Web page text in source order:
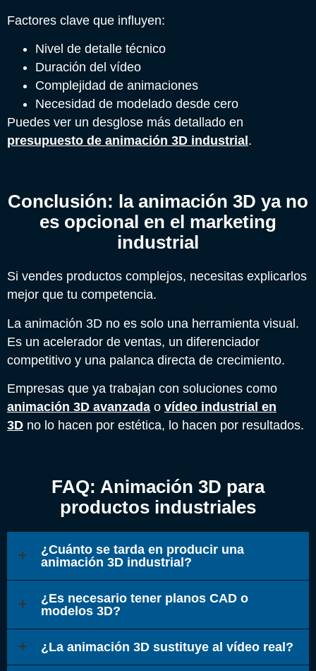
Factores clave que influyen:
Nivel de detalle técnico
Duración del vídeo
Complejidad de animaciones
Necesidad de modelado desde cero
Puedes ver un desglose más detallado en
presupuesto de animación 3D industrial.
Conclusión: la animación 3D ya no
es opcional en el marketing
industrial
Si vendes productos complejos, necesitas explicarlos
mejor que tu competencia.
La animación 3D no es solo una herramienta visual.
Es un acelerador de ventas, un diferenciador
competitivo y una palanca directa de crecimiento.
Empresas que ya trabajan con soluciones como
animación 3D avanzada o vídeo industrial en
3D no lo hacen por estética, lo hacen por resultados.
FAQ: Animación 3D para
productos industriales
¿Cuánto se tarda en producir una
animación 3D industrial?
¿Es necesario tener planos CAD o
modelos 3D?
¿La animación 3D sustituye al vídeo real?